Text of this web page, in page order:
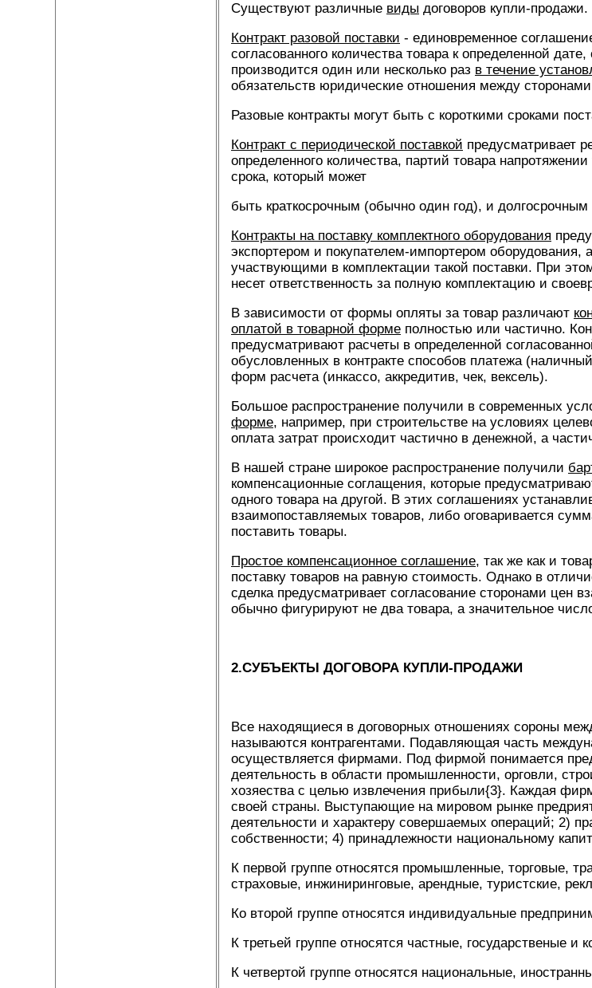
Существуют различные виды договоров купли-продажи.
Контракт разовой поставки - единовременное
согласованного количества товара к определенной
производится один или несколько раз в течение
обязательств юридические отношения между
Разовые контракты могут быть с короткими сроками
Контракт с периодической поставкой предусматривает
определенного количества, партий товара
срока, который может
быть краткосрочным (обычно один год), и
Контракты на поставку комплектного оборудования
экспортером и покупателем-импортером
участвующими в комплектации такой поставки. При
несет ответственность за полную комплектацию и
В зависимости от формы опляты за товар различают
оплатой в товарной форме полностью или частично.
предусматривают расчеты в определенной
обусловленных в контракте способов платежа
форм расчета (инкассо, аккредитив, чек, вексель).
Большое распространение получили в современных
форме, например, при строительстве на условиях
оплата затрат происходит частично в денежной, а
В нашей стране широкое распространение получили
компенсационные соглащения, которые
одного товара на другой. В этих соглашениях
взаимопоставляемых товаров, либо оговаривается
поставить товары.
Простое компенсационное соглашение, так же как и
поставку товаров на равную стоимость. Однако в
сделка предусматривает согласование сторонами цен
обычно фигурируют не два товара, а значительное
2.СУБЪЕКТЫ ДОГОВОРА КУПЛИ-ПРОДАЖИ
Все находящиеся в договорных отношениях сороны
называются контрагентами. Подавляющая часть
осуществляется фирмами. Под фирмой понимается
деятельность в области промышленности, орговли,
хозяества с целью извлечения прибыли{3}. Каждая
своей страны. Выступающие на мировом рынке
деятельности и характеру совершаемых операций; 2)
собственности; 4) принадлежности национальному
К первой группе относятся промышленные, торговые,
страховые, инжиниринговые, арендные, туристские,
Ко второй группе относятся индивидуальные
К третьей группе относятся частные, государственые
К четвертой группе относятся национальные,